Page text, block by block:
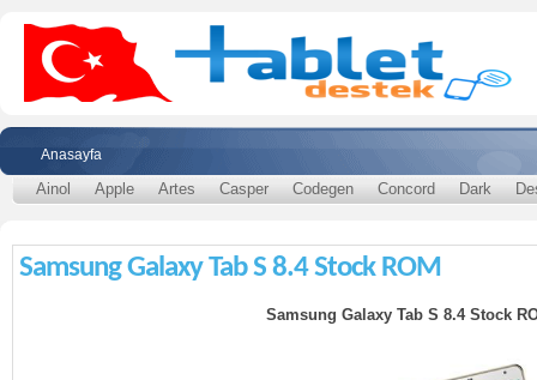
Anasayfa
Ainol Apple Artes Casper Codegen Concord Dark
Samsung Galaxy Tab S 8.4 Stock ROM
Samsung Galaxy Tab S 8.4 Stock